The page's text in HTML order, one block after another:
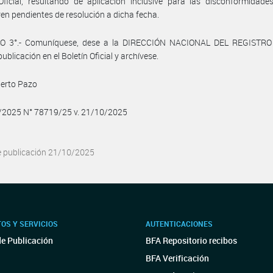
pendientes de resolución a dicha fecha.
3°.- Comuníquese, dese a la DIRECCIÓN NACIONAL DEL
en el Boletín Oficial y archívese.
Pazo
N° 78719/25 v. 21/10/2025
publicación 21/10/2025
Y SERVICIOS
Publicación
AUTENTICACIONES
BFA Repositorio recibos
BFA Verificación